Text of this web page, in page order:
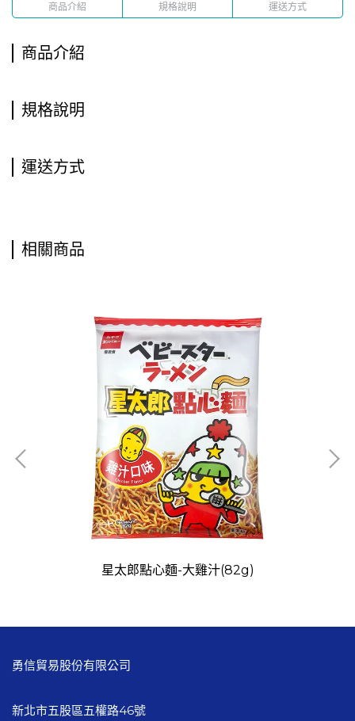
商品介紹 規格說明 運送方式
商品介紹
規格說明
運送方式
相關商品
星太郎點心麵-大雞汁(82g)
勇信貿易股份有限公司
新北市五股區五權路46號